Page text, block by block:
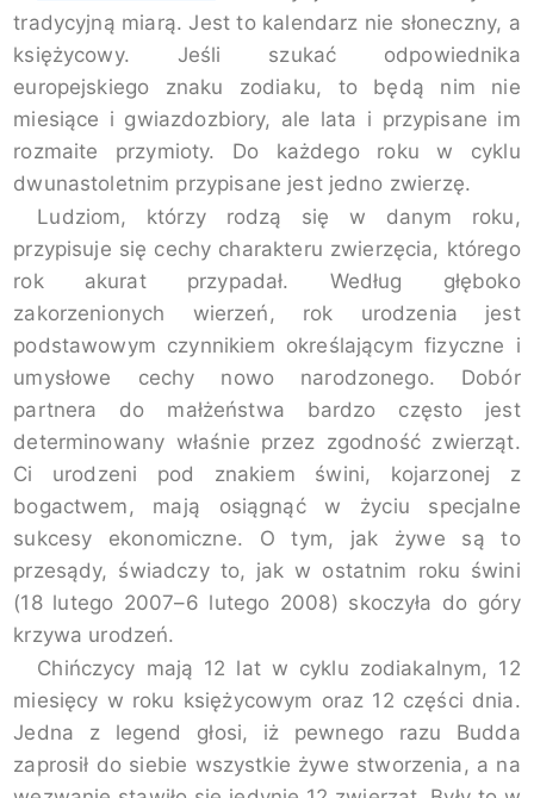
tradycyjną miarą. Jest to kalendarz nie słoneczny, a
księżycowy. Jeśli szukać odpowiednika
europejskiego znaku zodiaku, to będą nim nie
miesiące i gwiazdozbiory, ale lata i przypisane im
rozmaite przymioty. Do każdego roku w cyklu
dwunastoletnim przypisane jest jedno zwierzę.
Ludziom, którzy rodzą się w danym roku,
przypisuje się cechy charakteru zwierzęcia, którego
rok akurat przypadał. Według głęboko
zakorzenionych wierzeń, rok urodzenia jest
podstawowym czynnikiem określającym fizyczne i
umysłowe cechy nowo narodzonego. Dobór
partnera do małżeństwa bardzo często jest
determinowany właśnie przez zgodność zwierząt.
Ci urodzeni pod znakiem świni, kojarzonej z
bogactwem, mają osiągnąć w życiu specjalne
sukcesy ekonomiczne. O tym, jak żywe są to
przesądy, świadczy to, jak w ostatnim roku świni
(18 lutego 2007–6 lutego 2008) skoczyła do góry
krzywa urodzeń.
Chińczycy mają 12 lat w cyklu zodiakalnym, 12
miesięcy w roku księżycowym oraz 12 części dnia.
Jedna z legend głosi, iż pewnego razu Budda
zaprosił do siebie wszystkie żywe stworzenia, a na